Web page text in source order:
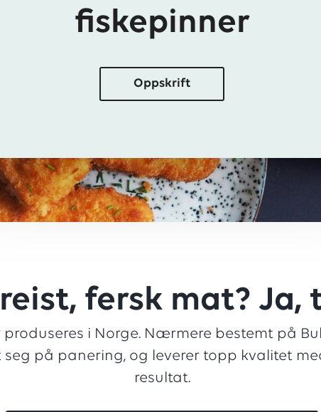
fiskepinner
Oppskrift
fersk mat? Ja,
i Norge. Nærmere bestemt på
seg på panering, og leverer topp kvalitet
resultat.